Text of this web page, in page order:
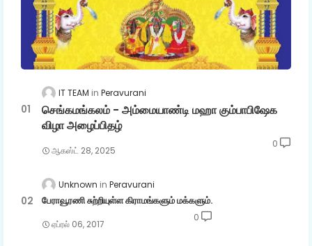
IT TEAM Peravurani
செங்கமங்கலம் - அம்மையாண்டி மஹா கும்பாபிஷேக
விழா அழைப்பிதழ்
ஆகஸ்ட் 28, 2025
0
Unknown Peravurani
பேராவூரணி சுற்றியுள்ள கிராமங்களும் மக்களும்.
ஏப்ரல் 06, 2017
0